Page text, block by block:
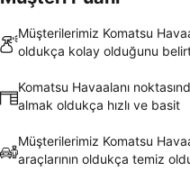
Müşterilerimiz Komatsu
oldukça kolay olduğunu
Komatsu Havaalanı
almak oldukça hızlı ve basit
Müşterilerimiz Komatsu
araçlarının oldukça temiz